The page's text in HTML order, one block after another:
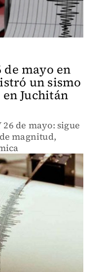
de mayo en
un sismo
Juchitán
de mayo: sigue
magnitud,